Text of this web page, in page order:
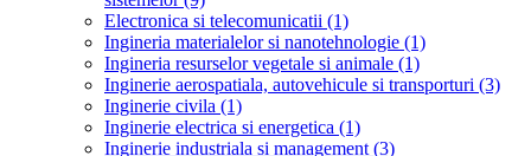
Electronica si telecomunicatii (1)
Ingineria materialelor si nanotehnologie (1)
Ingineria resurselor vegetale si animale (1)
Inginerie aerospatiala, autovehicule si transporturi (3)
Inginerie civila (1)
Inginerie electrica si energetica (1)
Inginerie industriala si management (3)